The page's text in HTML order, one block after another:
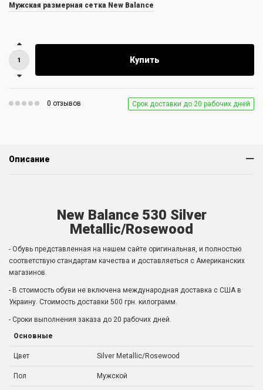
Мужская размерная сетка New Balance
Купить
0 отзывов Срок доставки до 20 рабочих дней
Описание
New Balance 530 Silver
Metallic/Rosewood
- Обувь представленная на нашем сайте оригинальная, и полностью
соответствую стандартам качества и доставляеться с Американских
магазинов.
- В стоимость обуви не включена международная доставка с США в
Украину. Стоимость доставки 500 грн. килограмм.
- Сроки выполнения заказа до 20 рабочих дней.
Основные
Цвет Silver Metallic/Rosewood
Пол Мужской